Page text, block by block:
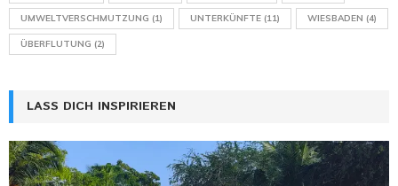
UMWELTVERSCHMUTZUNG (1) UNTERKÜNFTE (11) WIESBADEN (4)
ÜBERFLUTUNG (2)
LASS DICH INSPIRIEREN